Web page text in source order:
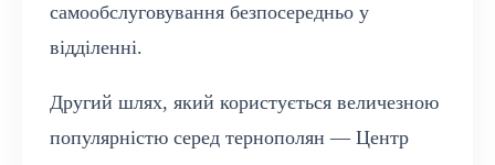
самообслуговування безпосередньо у
відділенні.
Другий шлях, який користується величезною
популярністю серед тернополян — Центр